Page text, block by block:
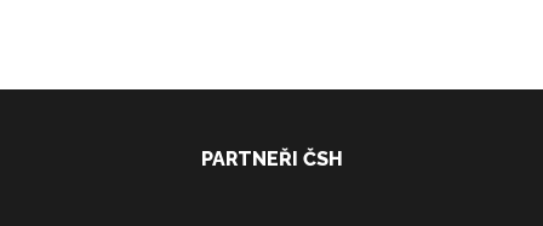
PARTNEŘI ČSH